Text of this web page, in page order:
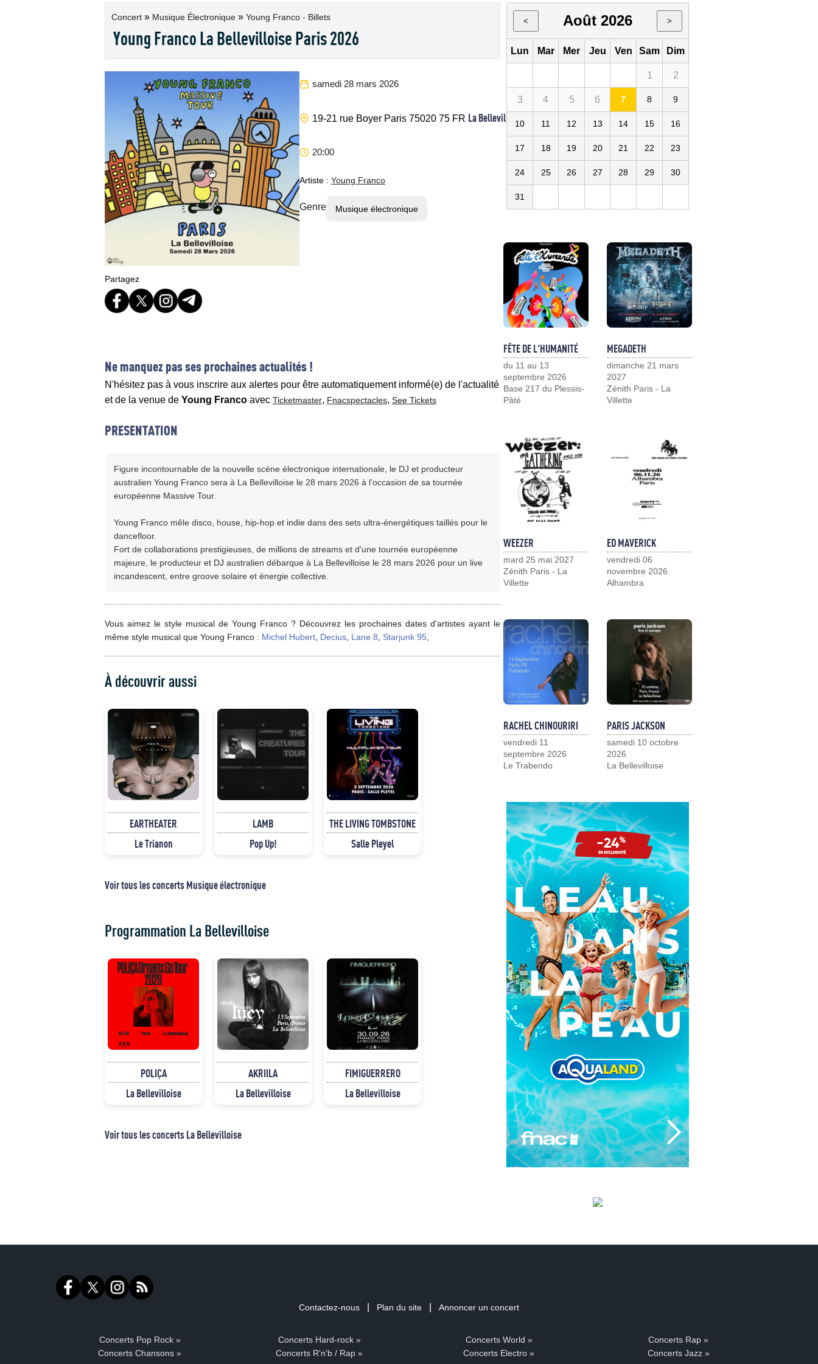
Concert » Musique Électronique » Young Franco - Billets
Young Franco La Bellevilloise Paris 2026
samedi 28 mars 2026
19-21 rue Boyer Paris 75020 75 FR La Bellevilloise
20:00
Artiste : Young Franco
Genre Musique électronique
Partagez
Ne manquez pas ses prochaines actualités !
N'hésitez pas à vous inscrire aux alertes pour être automatiquement informé(e) de l'actualité
et de la venue de Young Franco avec Ticketmaster, Fnacspectacles, See Tickets
PRESENTATION
Figure incontournable de la nouvelle scène électronique internationale, le DJ et producteur
australien Young Franco sera à La Bellevilloise le 28 mars 2026 à l'occasion de sa tournée
européenne Massive Tour.
Young Franco mêle disco, house, hip-hop et indie dans des sets ultra-énergétiques taillés pour le
dancefloor.
Fort de collaborations prestigieuses, de millions de streams et d'une tournée européenne
majeure, le producteur et DJ australien débarque à La Bellevilloise le 28 mars 2026 pour un live
incandescent, entre groove solaire et énergie collective.
Vous aimez le style musical de Young Franco ? Découvrez les prochaines dates d'artistes ayant le
même style musical que Young Franco : Michel Hubert Decius Lane 8 Starjunk 95
À découvrir aussi
EARTHEATER
Le Trianon
LAMB
Pop Up!
THE LIVING TOMBSTONE
Salle Pleyel
Voir tous les concerts Musique électronique
Programmation La Bellevilloise
POLIÇA
La Bellevilloise
AKRIILA
La Bellevilloise
FIMIGUERRERO
La Bellevilloise
Voir tous les concerts La Bellevilloise
< Août 2026 >
Lun Mar Mer Jeu Ven Sam Dim
1 2
3 4 5 6 7 8 9
10 11 12 13 14 15 16
17 18 19 20 21 22 23
24 25 26 27 28 29 30
31
FÊTE DE L'HUMANITÉ
du 11 au 13
septembre 2026
Base 217 du Plessis-
Pâté
MEGADETH
dimanche 21 mars
2027
Zénith Paris - La
Villette
WEEZER
mard 25 mai 2027
Zénith Paris - La
Villette
ED MAVERICK
vendredi 06
novembre 2026
Alhambra
RACHEL CHINOURIRI
vendredi 11
septembre 2026
Le Trabendo
PARIS JACKSON
samedi 10 octobre
2026
La Bellevilloise
Contactez-nous Plan du site Annoncer un concert
Concerts Pop Rock »
Concerts Chansons »
Concerts Hard-rock »
Concerts R'n'b / Rap »
Concerts World »
Concerts Electro »
Concerts Rap »
Concerts Jazz »